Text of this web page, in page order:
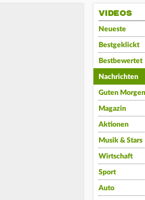
VIDEOS
Neueste
Bestgeklickt
Bestbewertet
Nachrichten
Guten
Magazin
Aktionen
Musik & Stars
Wirtschaft
Sport
Auto